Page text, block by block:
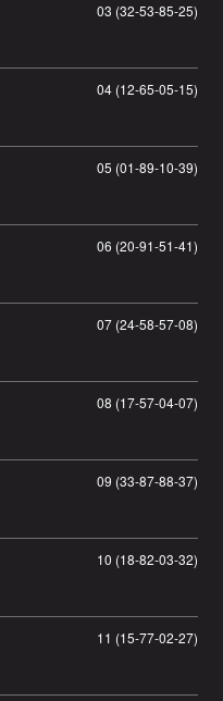
03 (32-53-85-25)
04 (12-65-05-15)
05 (01-89-10-39)
06 (20-91-51-41)
07 (24-58-57-08)
08 (17-57-04-07)
09 (33-87-88-37)
10 (18-82-03-32)
11 (15-77-02-27)